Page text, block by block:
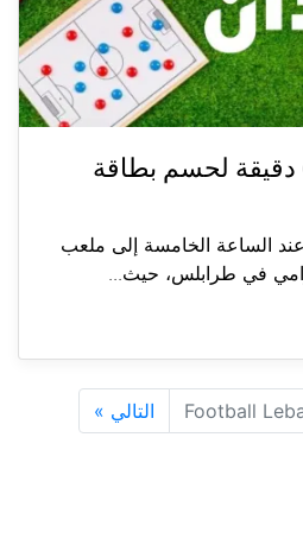
ديربي الشمال 90 دقيقة لحسم بطاقة
عند الساعة الخامسة إلى ملعب
في طرابلس، حيث...
Football التالي »